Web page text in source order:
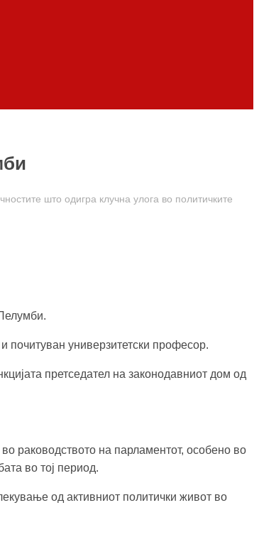
што одигра клучна улога во политичките
почитуван универзитетски професор.
претседател на законодавниот дом од
раководството на парламентот, особено во
во тој период.
од активниот политички живот во